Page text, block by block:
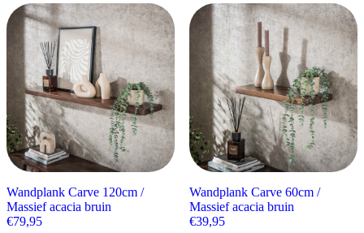
Wandplank Carve 120cm /
Massief acacia bruin
€79,95
Wandplank Carve 60cm /
Massief acacia bruin
€39,95